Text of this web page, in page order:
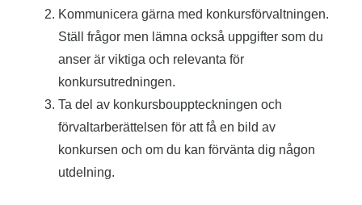
Kommunicera gärna med konkursförvaltningen.
Ställ frågor men lämna också uppgifter som du
anser är viktiga och relevanta för
konkursutredningen.
Ta del av konkursbouppteckningen och
förvaltarberättelsen för att få en bild av
konkursen och om du kan förvänta dig någon
utdelning.